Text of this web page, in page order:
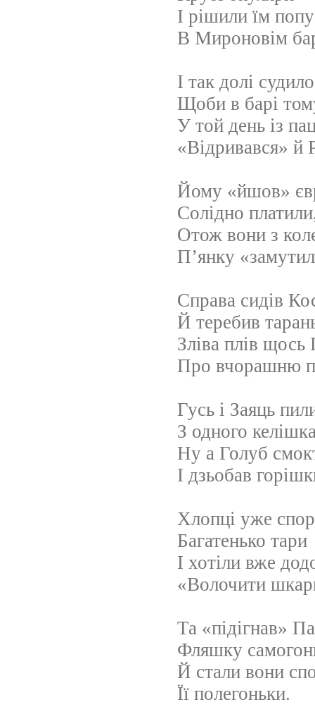
І рішили їм
В Мироновім
І так долі
Щоби в барі
У той день із
«Відривався» й
Йому «йшов»
Солідно
Отож вони з
П’янку
Справа сидів
Й теребив
Зліва плів
Про вчорашню
Гусь і Заяць
З одного
Ну а Голуб
І дзьобав
Хлопці уже
Багатенько тари
І хотіли вже
«Волочити
Та «підігнав»
Фляшку
Й стали вони
Її полегоньки.